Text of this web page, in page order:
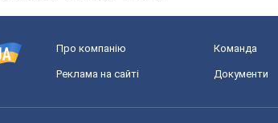
Про компанію Команда
Реклама на сайті Документи